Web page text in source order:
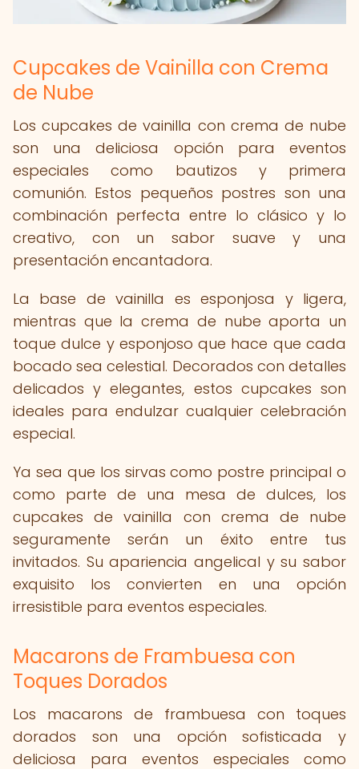
Cupcakes de Vainilla con Crema
de Nube
Los cupcakes de vainilla con crema de nube
son una deliciosa opción para eventos
especiales como bautizos y primera
comunión. Estos pequeños postres son una
combinación perfecta entre lo clásico y lo
creativo, con un sabor suave y una
presentación encantadora.
La base de vainilla es esponjosa y ligera,
mientras que la crema de nube aporta un
toque dulce y esponjoso que hace que cada
bocado sea celestial. Decorados con detalles
delicados y elegantes, estos cupcakes son
ideales para endulzar cualquier celebración
especial.
Ya sea que los sirvas como postre principal o
como parte de una mesa de dulces, los
cupcakes de vainilla con crema de nube
seguramente serán un éxito entre tus
invitados. Su apariencia angelical y su sabor
exquisito los convierten en una opción
irresistible para eventos especiales.
Macarons de Frambuesa con
Toques Dorados
Los macarons de frambuesa con toques
dorados son una opción sofisticada y
deliciosa para eventos especiales como